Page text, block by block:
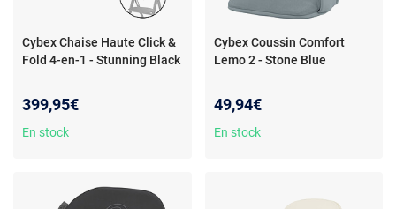
Cybex Chaise Haute Click &
Fold 4-en-1 - Stunning Black
399,95€
En stock
Cybex Coussin Comfort
Lemo 2 - Stone Blue
49,94€
En stock